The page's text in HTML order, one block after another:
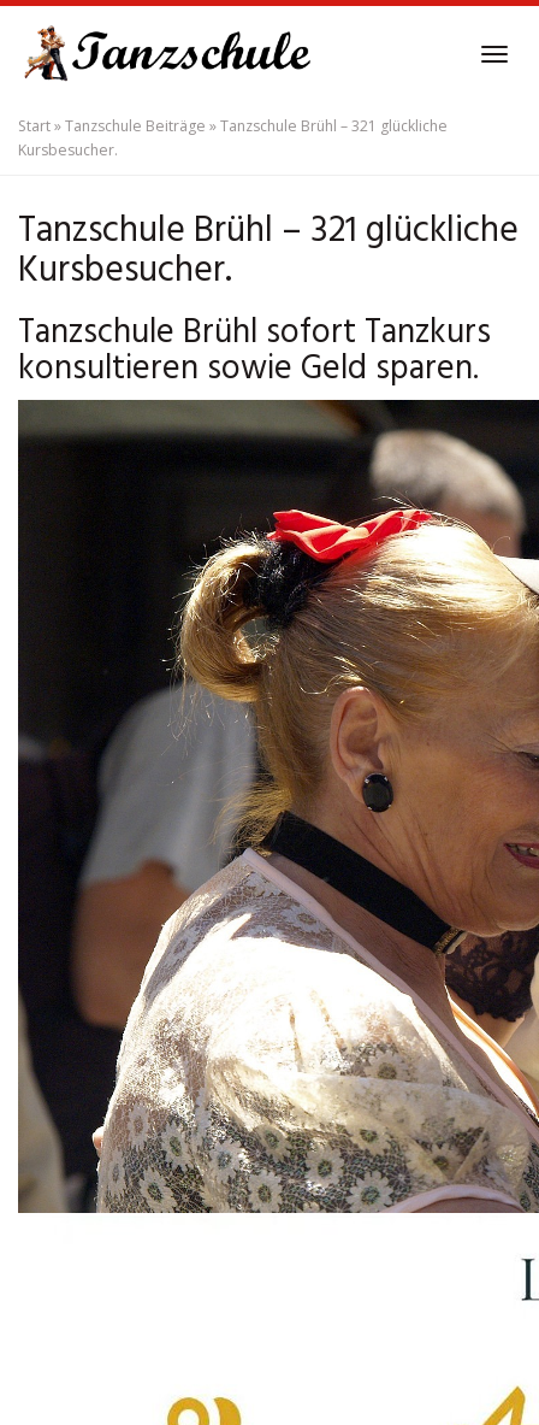
main
content
Start»Tanzschule Beiträge »Tanzschule Brühl – 321 glückliche
Kursbesucher.
Tanzschule Brühl – 321 glückliche
Kursbesucher.
Tanzschule Brühl sofort Tanzkurs
konsultieren sowie Geld sparen.